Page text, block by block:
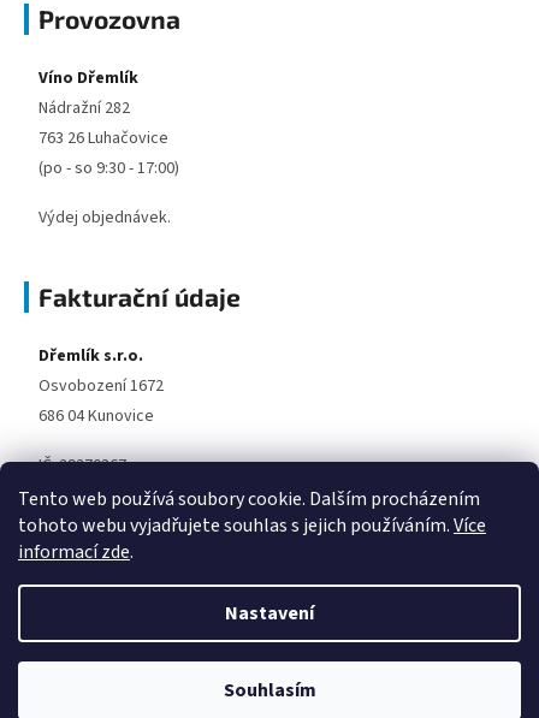
Tento web používá soubory cookie. Dalším procházením
tohoto webu vyjadřujete souhlas s jejich používáním.Více
informací zde.
Nastavení
Souhlasím
Provozovna
Víno Dřemlík
Nádražní 282
763 26 Luhačovice
(po - so 9:30 - 17:00)
Výdej objednávek.
Fakturační údaje
Dřemlík s.r.o.
Osvobození 1672
686 04 Kunovice
IČ: 29270367
DIČ: CZ29270367
Vytvořil Shoptet
Covid Expert. Všechna práva vyhrazena.